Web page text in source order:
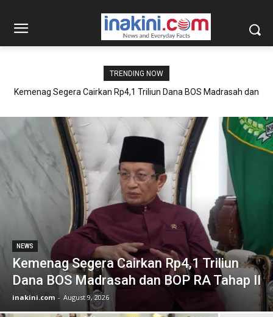
TRENDING NOW
Kemenag Segera Cairkan Rp4,1 Triliun Dana BOS Madrasah dan
NEWS
Kemenag Segera Cairkan Rp4,1 Triliun
Dana BOS Madrasah dan BOP RA Tahap II
inakini.com - August 9, 2026